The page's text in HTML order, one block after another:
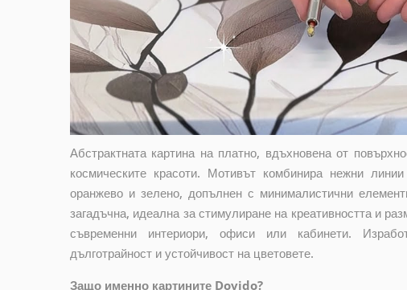
Абстрактната картина на платно, вдъхновена от
космическите красоти. Мотивът комбинира нежни
оранжево и зелено, допълнен с минималистични
загадъчна, идеална за стимулиране на креативността и
съвременни интериори, офиси или кабинети.
дълготрайност и устойчивост на цветовете.
Защо именно картините Dovido?